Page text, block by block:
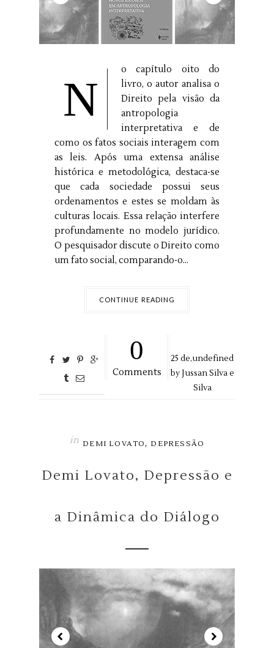
N
o capítulo oito do
livro, o autor analisa o
Direito pela visão da
antropologia
interpretativa e de
como os fatos sociais interagem com
as leis. Após uma extensa análise
histórica e metodológica, destaca-se
que cada sociedade possui seus
ordenamentos e estes se moldam às
culturas locais. Essa relação interfere
profundamente no modelo jurídico.
O pesquisador discute o Direito como
um fato social, comparando-o...
CONTINUE READING
0
Comments
25de,undefined
byJussan Silva e
Silva
in DEMI LOVATO, DEPRESSÃO
Demi Lovato, Depressão e
a Dinâmica do Diálogo